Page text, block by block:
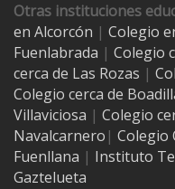
Otras instituciones
en Alcorcón | Colegio
Fuenlabrada | Colegio
cerca de Las Rozas |
Colegio cerca de
Villaviciosa | Colegio
Navalcarnero | Colegio
Fuenllana | Instituto
Gaztelueta